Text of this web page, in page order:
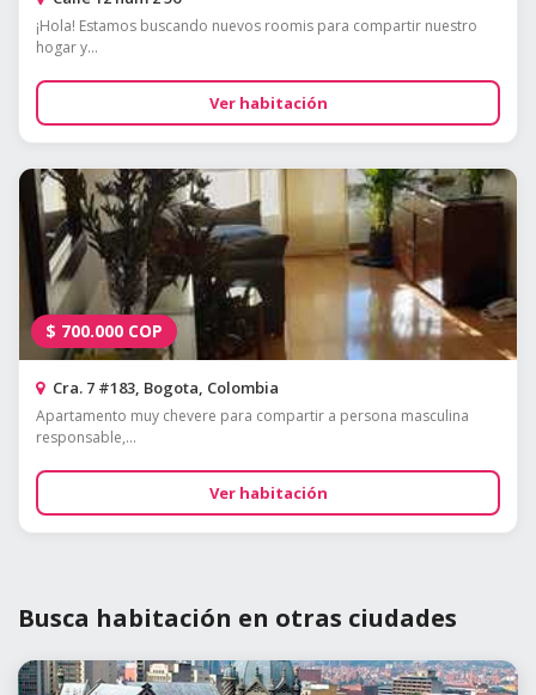
¡Hola! Estamos buscando nuevos roomis para compartir nuestro
hogar y...
Ver habitación
$ 700.000 COP
Cra. 7 #183, Bogota, Colombia
Apartamento muy chevere para compartir a persona masculina
responsable,...
Ver habitación
Busca habitación en otras ciudades